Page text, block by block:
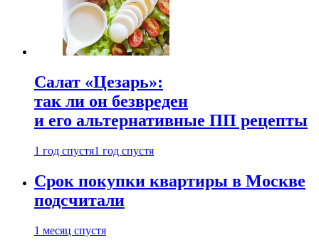
Салат «Цезарь»:
так ли он безвреден
и его альтернативные ПП рецепты
1 год спустя1 год спустя
Срок покупки квартиры в Москве
подсчитали
1 месяц спустя